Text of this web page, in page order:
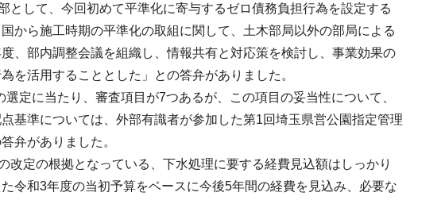
して、今回初めて平準化に寄与するゼロ債務負担行為を設定する
から施工時期の平準化の取組に関して、土木部局以外の部局による
、部内調整会議を組織し、情報共有と対応策を検討し、事業効果の
を活用することとした」との答弁がありました。
定に当たり、審査項目が7つあるが、この項目の妥当性について、
基準については、外部有識者が参加した第1回埼玉県営公園指定管理
弁がありました。
定の根拠となっている、下水処理に要する経費見込額はしっかり
令和3年度の当初予算をベースに今後5年間の経費を見込み、必要な